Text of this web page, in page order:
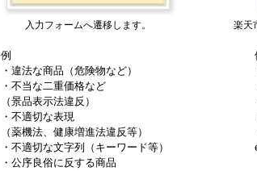
入力フォームへ遷移します。
例
・違法な商品（危険物など）
・不当な二重価格など
（景品表示法違反）
・不適切な表現
（薬機法、健康増進法違反等）
・不適切な文字列（キーワード等）
・公序良俗に反する商品
楽天